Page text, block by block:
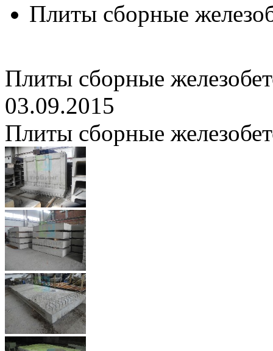
Плиты сборные
Плиты сборные
03.09.2015
Плиты сборные